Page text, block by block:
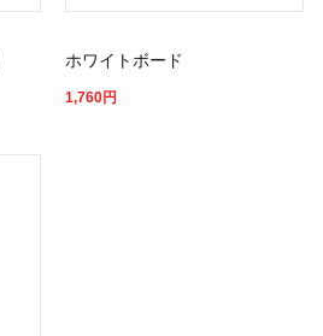
ホワイトボード
1,760円